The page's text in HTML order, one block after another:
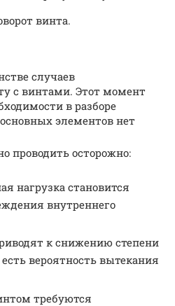
винта.
случаев
с винтами. Этот момент
в разборе
элементов нет
проводить осторожно:
нагрузка становится
внутреннего
к снижению степени
вероятность вытекания
требуются